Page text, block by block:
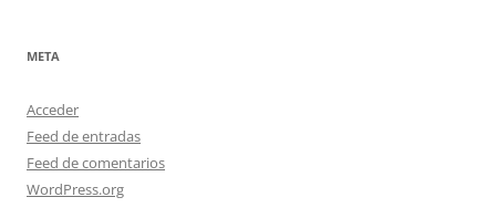
META
Acceder
Feed de entradas
Feed de comentarios
WordPress.org